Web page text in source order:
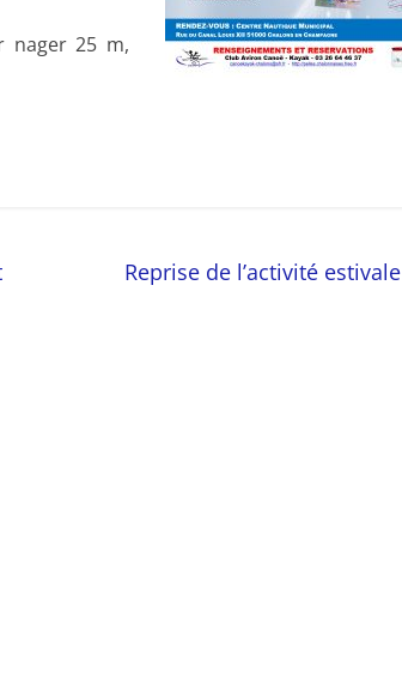
nager 25 m,
Reprise de l’activité estivale